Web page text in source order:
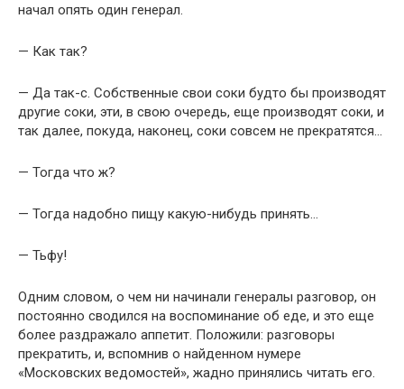
начал опять один генерал.
— Как так?
— Да так-с. Собственные свои соки будто бы производят
другие соки, эти, в свою очередь, еще производят соки, и
так далее, покуда, наконец, соки совсем не прекратятся…
— Тогда что ж?
— Тогда надобно пищу какую-нибудь принять…
— Тьфу!
Одним словом, о чем ни начинали генералы разговор, он
постоянно сводился на воспоминание об еде, и это еще
более раздражало аппетит. Положили: разговоры
прекратить, и, вспомнив о найденном нумере
«Московских ведомостей», жадно принялись читать его.